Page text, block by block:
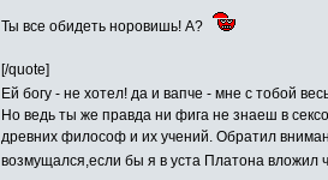
Ты все обидеть норовишь! А?
[/quote]
Ей богу - не хотел! да и вапче - мне с тобой
Но ведь ты же правда ни фига не знаеш в
древних философ и их учений. Обратил
возмущался,если бы я в уста Платона вложил